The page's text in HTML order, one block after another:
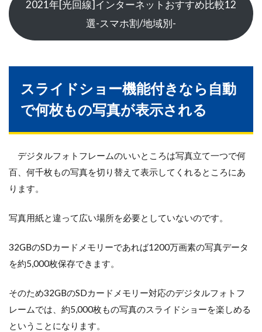
2021年[光回線]インターネットおすすめ比較12
選-スマホ割/地域別-
スライドショー機能付きなら自動
で何枚もの写真が表示される
デジタルフォトフレームのいいところは写真立て一つで何
百、何千枚もの写真を切り替えて表示してくれるところにあ
ります。
写真用紙と違って広い場所を必要としていないのです。
32GBのSDカードメモリーであれば1200万画素の写真データ
を約5,000枚保存できます。
そのため32GBのSDカードメモリー対応のデジタルフォトフ
レームでは、約5,000枚もの写真のスライドショーを楽しめる
ということになります。